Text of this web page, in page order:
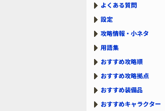
よくある質問
設定
攻略情報・小ネタ
用語集
おすすめ攻略順
おすすめ攻略拠点
おすすめ装備品
おすすめキャラクター